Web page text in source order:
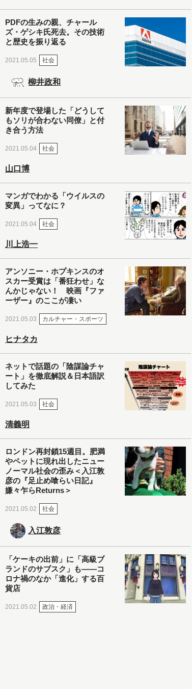
PDFの生みの親、チャール
ズ・ゲシキ氏死去。その技術
と歴史を振り返る
2021.05.05 社会
柳井政和
新年度で登場した「どうして
もソリが合わない同僚」と付
き合う方法
2021.05.04 社会
山口博
マンガでわかる「ウイルスの
変異」ってなに？
2021.05.04 社会
川上浩一
アンソニー・ホプキンスのオ
スカー受賞は「番狂わせ」な
んかじゃない！ 映画『ファ
ーザー』のここが凄い
2021.05.03 カルチャー・スポーツ
ヒナタカ
ネットで話題の「陰謀論チャ
ート」を徹底解説＆日本語訳
してみた
2021.05.03 社会
清義明
ロンドン再封鎖15週目。肥満
やペットに現れ出したニュー
ノーマル社会の歪み＜入江敦
彦の『足止め喰らい日記』
嫌々乍らReturns＞
2021.05.02 社会
入江敦彦
「ケーキの出前」に「高級ブ
ランドのサブスク」も――コ
ロナ禍のなか「進化」する百
貨店
2021.05.02 政治・経済